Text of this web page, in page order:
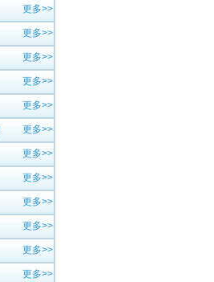
更多>>
更多>>
更多>>
更多>>
更多>>
更多>>
更多>>
更多>>
更多>>
更多>>
更多>>
更多>>